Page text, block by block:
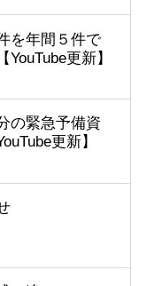
を年間５件で
更新】
の緊急予備資
更新】